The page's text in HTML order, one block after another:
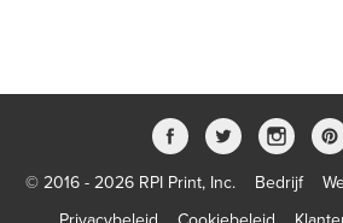
© 2016 - 2026 RPI Print, Inc. Bedrijf